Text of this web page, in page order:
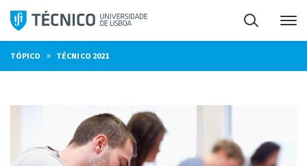
Saltar
para
o
conteúdo
Pesquisa
TÓPICO » TÉCNICO 2021